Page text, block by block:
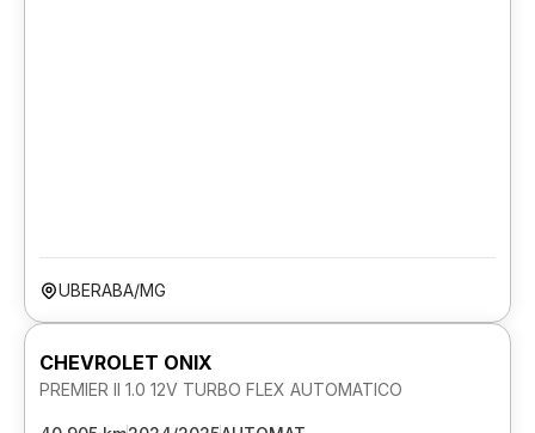
UBERABA/MG
CHEVROLET ONIX
PREMIER II 1.0 12V TURBO FLEX AUTOMATICO